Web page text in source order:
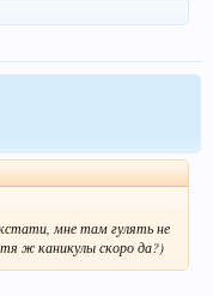
мне там гулять не
ж каникулы скоро да?)